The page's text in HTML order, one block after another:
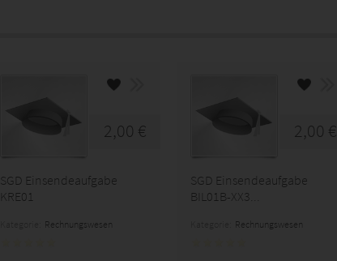
2,00 €
SGD Einsendeaufgabe
KRE01
Rechnungswesen
2,00 €
SGD Einsendeaufgabe
BIL01B-XX3...
Rechnungswesen